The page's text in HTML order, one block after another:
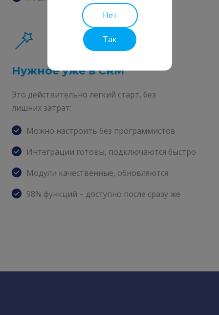
Нет
Так
Нужное уже в CRM
Это действительно легкий старт, без
лишних затрат:
Можно настроить без программистов
Интеграции готовы, подключаются быстро
Модули качественные, обновляются
98% функций – доступно после сразу же